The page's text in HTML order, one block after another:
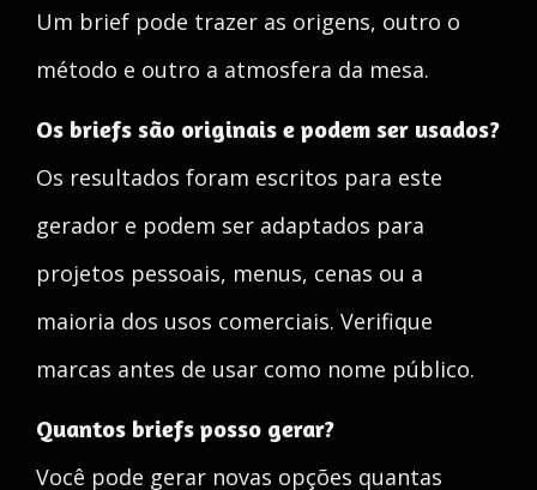
Um brief pode trazer as origens, outro o
método e outro a atmosfera da mesa.
Os briefs são originais e podem ser usados?
Os resultados foram escritos para este
gerador e podem ser adaptados para
projetos pessoais, menus, cenas ou a
maioria dos usos comerciais. Verifique
marcas antes de usar como nome público.
Quantos briefs posso gerar?
Você pode gerar novas opções quantas